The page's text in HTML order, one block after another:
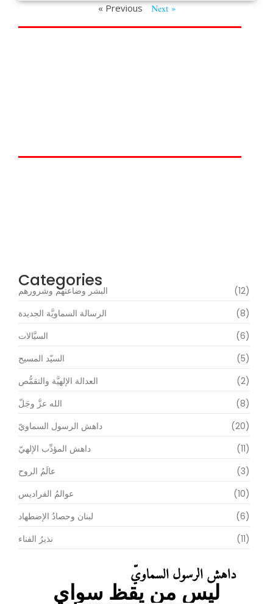
« Previous Next »
Categories
البشر وضاعتهم وشرورهم
(12)
الرسالة السماويَّة الجديدة
(8)
السيَّالات
(6)
السيّد المسيح
(5)
العدالة الإلهيَّة والتقمُّص
(2)
الله عزَّ وجَلّ
(8)
داهش الرسول السماويّ
(20)
داهش المؤدِّب الإلهيّ
(11)
عالَمُ الروح
(3)
عوالمُ الفراديس
(10)
لبنان وحصادُ الإضطهاد
(6)
نذيرُ الفناء
(11)
داهش الرسول السماويّ
ليس من يقظ سواي